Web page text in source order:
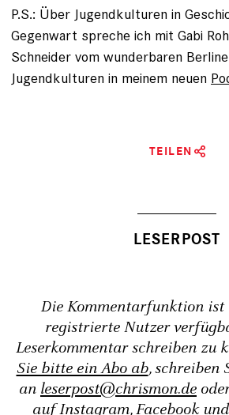
P.S.: Über Jugendkulturen in
Gegenwart spreche ich mit Gabi
Schneider vom wunderbaren
Jugendkulturen in meinem neuen
TEILEN
Die Kommentarfunktion
registrierte Nutzer
Leserkommentar schreiben zu
Sie bitte ein Abo ab, schreiben
an leserpost@chrismon.de
aufInstagram,Facebookund